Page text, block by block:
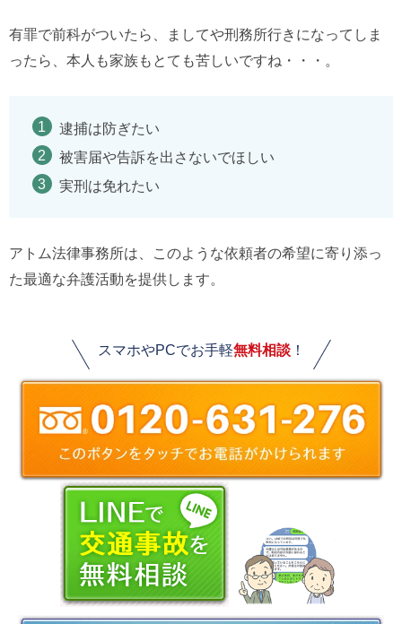
有罪で前科がついたら、ましてや刑務所行きになってしま
ったら、本人も家族もとても苦しいですね・・・。
逮捕は防ぎたい
被害届や告訴を出さないでほしい
実刑は免れたい
アトム法律事務所は、このような依頼者の希望に寄り添っ
た最適な弁護活動を提供します。
スマホやPCでお手軽無料相談！